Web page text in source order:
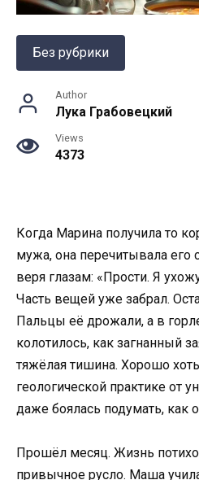
Без рубрики
Author
Лука Грабовецкий
Views
4373
Когда Марина получила то
мужа, она перечитывала его
веря глазам: «Прости. Я
Часть вещей уже забрал.
Пальцы её дрожали, а в
колотилось, как загнанный
тяжёлая тишина. Хорошо
геологической практике от
даже боялась подумать, как
Прошёл месяц. Жизнь
привычное русло. Маша